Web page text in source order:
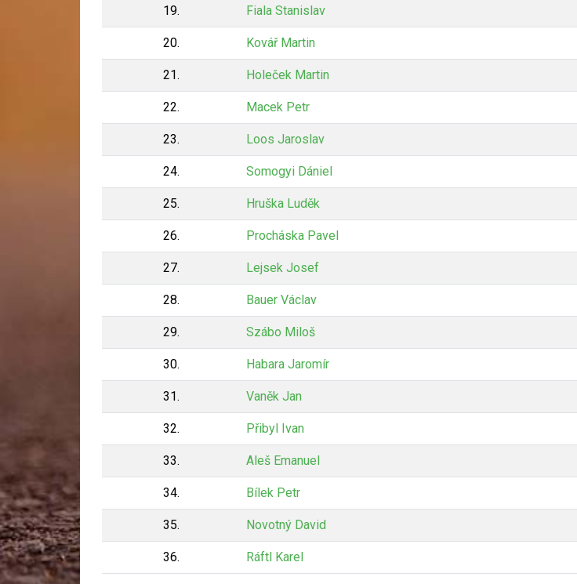
19. Fiala Stanislav
20. Kovář Martin
21. Holeček Martin
22. Macek Petr
23. Loos Jaroslav
24. Somogyi Dániel
25. Hruška Luděk
26. Procháska Pavel
27. Lejsek Josef
28. Bauer Václav
29. Szábo Miloš
30. Habara Jaromír
31. Vaněk Jan
32. Přibyl Ivan
33. Aleš Emanuel
34. Bílek Petr
35. Novotný David
36. Ráftl Karel